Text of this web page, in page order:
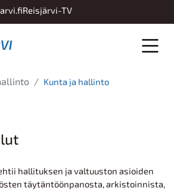
Reisjärvi-TV
Kunta ja hallinto
hallituksen ja valtuuston asioiden
täytäntöönpanosta, arkistoinnista,